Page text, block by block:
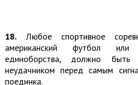
18. Любое спортивное
американский футбол
единоборства, должно быть
неудачником перед самым
поединка.